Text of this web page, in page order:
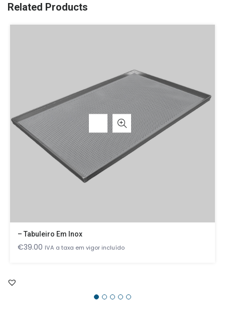
Related Products
– Tabuleiro Em Inox
€39.00 IVA a taxa em vigor incluído